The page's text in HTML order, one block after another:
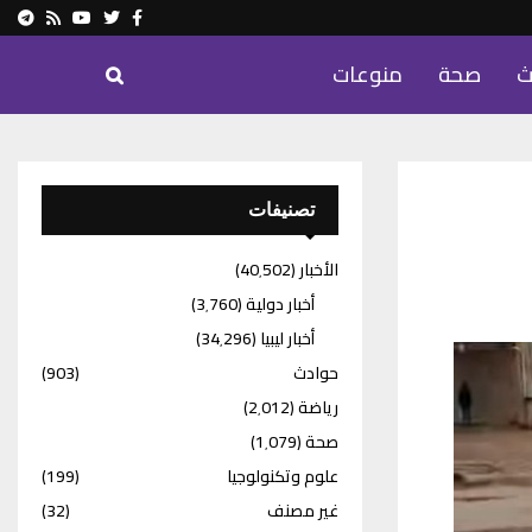
Facebook
Twitter
Youtube
Rss
صحة منوعات
تصنيفات
الأخبار(40٬502)
أخبار دولية(3٬760)
أخبار ليبيا(34٬296)
حوادث
(903)
رياضة(2٬012)
صحة(1٬079)
علوم وتكنولوجيا
(199)
غير مصنف
(32)